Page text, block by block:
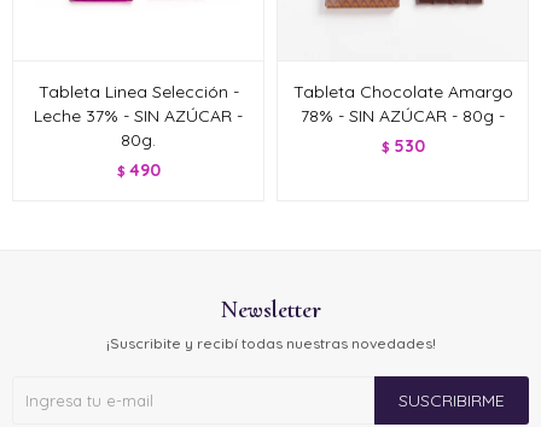
Tableta Linea Selección -
Leche 37% - SIN AZÚCAR -
80g.
$ 490
Tableta Chocolate Amargo
78% - SIN AZÚCAR - 80g -
$ 530
Newsletter
¡Suscribite y recibí todas nuestras novedades!
SUSCRIBIRME